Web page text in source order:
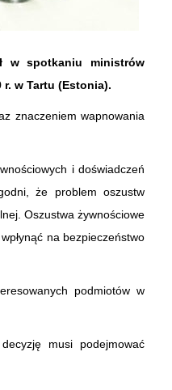
w spotkaniu ministrów
w Tartu (Estonia).
znaczeniem wapnowania
i doświadczeń
że problem oszustw
Oszustwa żywnościowe
na bezpieczeństwo
podmiotów w
musi podejmować